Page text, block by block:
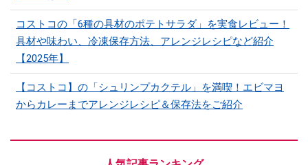
コストコの「6種の具材のポテトサラダ」を実食レビュー！
具材や味わい、冷凍保存方法、アレンジレシピなど紹介
【2025年】
【コストコ】の「シュリンプカクテル」を満喫！エビマヨ
からカレーまでアレンジレシピ＆保存法をご紹介